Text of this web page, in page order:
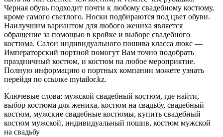
Черная обувь подходит почти к любому свадебному костюму,
кроме самого светлого. Носки подбираются под цвет обуви.
Наилучшим вариантом для любого жениха является
обращение за помощью в кройке и выборе свадебного
костюма. Салон индивидуального пошива класса люкс —
Императорский портной помогут Вам точно подобрать
праздничный костюм, и костюм на любое мероприятие.
Полную информацию о портных компании можете узнать
перейдя по ссылке mytailor.kz.
Ключевые слова: мужской свадебный костюм, где найти,
выбор костюма для жениха, костюм на свадьбу, свадебный
костюм, мужские свадебные костюмы, купить свадебный
костюм мужской, индивидуальный пошив, костюм мужской
на свадьбу